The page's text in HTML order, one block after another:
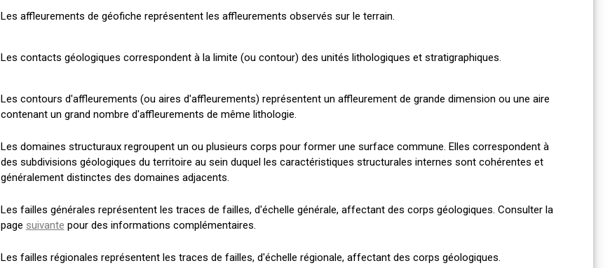
Les affleurements de géofiche représentent les affleurements observés sur le terrain.
Les contacts géologiques correspondent à la limite (ou contour) des unités lithologiques et stratigraphiques.
Les contours d'affleurements (ou aires d'affleurements) représentent un affleurement de grande dimension ou une aire
contenant un grand nombre d'affleurements de même lithologie.
Les domaines structuraux regroupent un ou plusieurs corps pour former une surface commune. Elles correspondent à
des subdivisions géologiques du territoire au sein duquel les caractéristiques structurales internes sont cohérentes et
généralement distinctes des domaines adjacents.
Les failles générales représentent les traces de failles, d'échelle générale, affectant des corps géologiques. Consulter la
page suivante pour des informations complémentaires.
Les failles régionales représentent les traces de failles, d'échelle régionale, affectant des corps géologiques.